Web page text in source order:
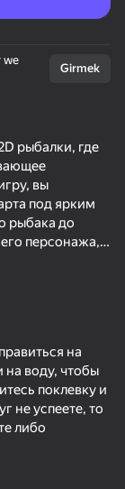
we
Girmek
рыбалки, где
вы
под ярким
рыбака до
персонажа,
на
на воду, чтобы
поклевку и
не успеете, то
либо